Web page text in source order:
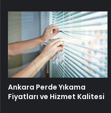
Ankara Perde Yıkama
Fiyatları ve Hizmet Kalitesi